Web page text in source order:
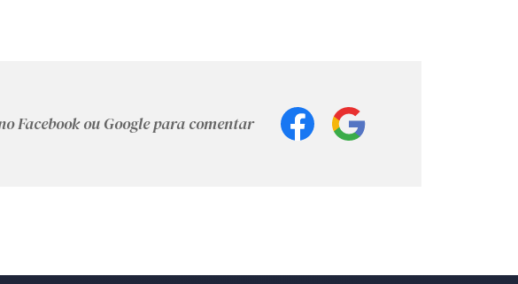
Facebook ou Google para comentar